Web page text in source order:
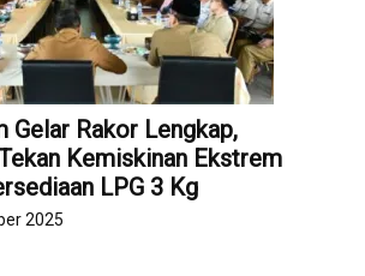
Gelar Rakor Lengkap,
Kemiskinan Ekstrem
LPG 3 Kg
2025